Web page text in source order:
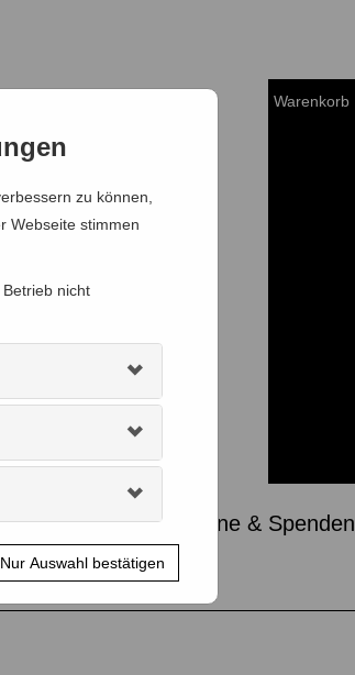
zu können,
Webseite stimmen
nicht
Nur Auswahl bestätigen
Warenkorb
Gutscheine & Spenden